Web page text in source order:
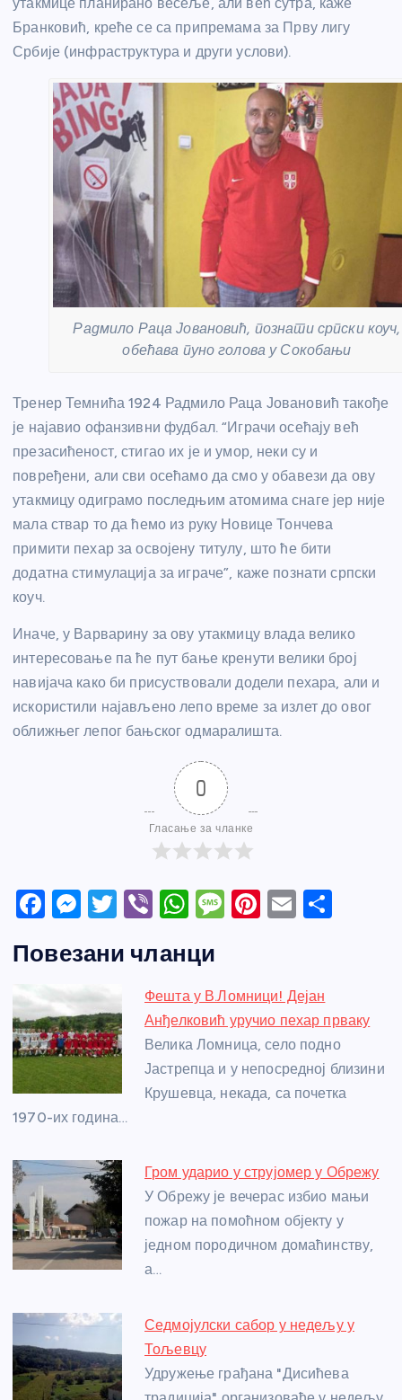
утакмице планирано весеље, али већ сутра, каже
Бранковић, креће се са припремама за Прву лигу
Србије (инфраструктура и други услови).
Радмило Раца Јовановић, познати српски коуч,
обећава пуно голова у Сокобањи
Тренер Темнића 1924 Радмило Раца Јовановић такође
је најавио офанзивни фудбал. “Играчи осећају већ
презасићеност, стигао их је и умор, неки су и
повређени, али сви осећамо да смо у обавези да ову
утакмицу одиграмо последњим атомима снаге јер није
мала ствар то да ћемо из руку Новице Тончева
примити пехар за освојену титулу, што ће бити
додатна стимулација за играче”, каже познати српски
коуч.
Иначе, у Варварину за ову утакмицу влада велико
интересовање па ће пут бање кренути велики број
навијача како би присуствовали додели пехара, али и
искористили најављено лепо време за излет до овог
оближњег лепог бањског одмаралишта.
0
Гласање за чланке
F
c
e
b
o
o
k
M
ss
e
n
g
er
T
itt
Vi
er
W
at
s
A
p
p
M
a
g
e
Pi
e
st
E
Повезани чланци
Фешта у В.Ломници! Дејан
Анђелковић уручио пехар прваку
Велика Ломница, село подно
Јастрепца и у непосредној близини
Крушевца, некада, са почетка
1970-их година…
Гром ударио у струјомер у Обрежу
У Обрежу је вечерас избио мањи
пожар на помоћном објекту у
једном породичном домаћинству,
а…
Седмојулски сабор у недељу у
Тољевцу
Удружење грађана "Дисићева